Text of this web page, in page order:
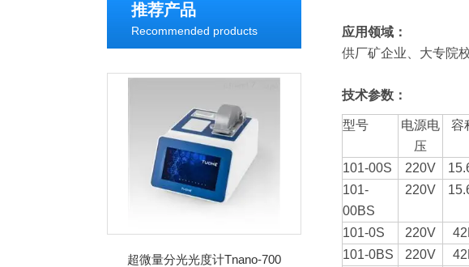
推荐产品
Recommended products
超微量分光光度计Tnano-700
应用领域：
供厂矿企业、大专院
技术参数：
型号
电源电
压
容
101-00S 220V
101-
00BS
220V
101-0S 220V
101-0BS
220V